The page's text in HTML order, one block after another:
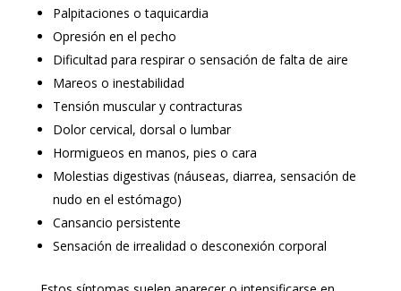
Palpitaciones o taquicardia
Opresión en el pecho
Dificultad para respirar o sensación de falta de aire
Mareos o inestabilidad
Tensión muscular y contracturas
Dolor cervical, dorsal o lumbar
Hormigueos en manos, pies o cara
Molestias digestivas (náuseas, diarrea, sensación de
nudo en el estómago)
Cansancio persistente
Sensación de irrealidad o desconexión corporal